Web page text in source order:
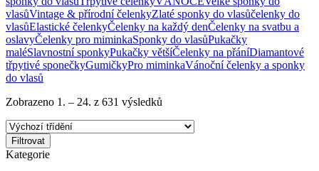
vlasůVintage & přírodní čelenkyZlaté sponky do vlasůčelenky do
vlasůElastické čelenkyČelenky na každý denČelenky na svatbu a
oslavyČelenky pro miminkaSponky do vlasůPukačky
maléSlavnostní sponkyPukačky většíČelenky na přáníDiamantové
třpytivé sponečkyGumičkyPro miminkaVánoční čelenky a sponky
do vlasů
Zobrazeno 1. – 24. z 631 výsledků
Filtrovat
Kategorie